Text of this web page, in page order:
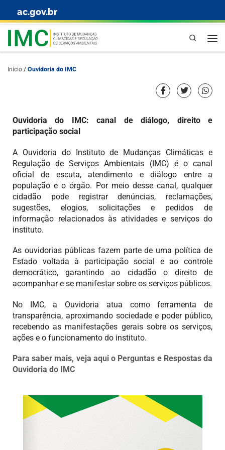
Skip to content
ac.gov.br
Pesquisa
Início/Ouvidoria do IMC
Ouvidoria do IMC: canal de diálogo, direito e
participação social
A Ouvidoria do Instituto de Mudanças Climáticas e
Regulação de Serviços Ambientais (IMC) é o canal
oficial de escuta, atendimento e diálogo entre a
população e o órgão. Por meio desse canal, qualquer
cidadão pode registrar denúncias, reclamações,
sugestões, elogios, solicitações e pedidos de
informação relacionados às atividades e serviços do
instituto.
As ouvidorias públicas fazem parte de uma política de
Estado voltada à participação social e ao controle
democrático, garantindo ao cidadão o direito de
acompanhar e se manifestar sobre os serviços públicos.
No IMC, a Ouvidoria atua como ferramenta de
transparência, aproximando sociedade e poder público,
recebendo as manifestações gerais sobre os serviços,
ações e o funcionamento do instituto.
Para saber mais, veja aqui o Perguntas e Respostas da
Ouvidoria do IMC